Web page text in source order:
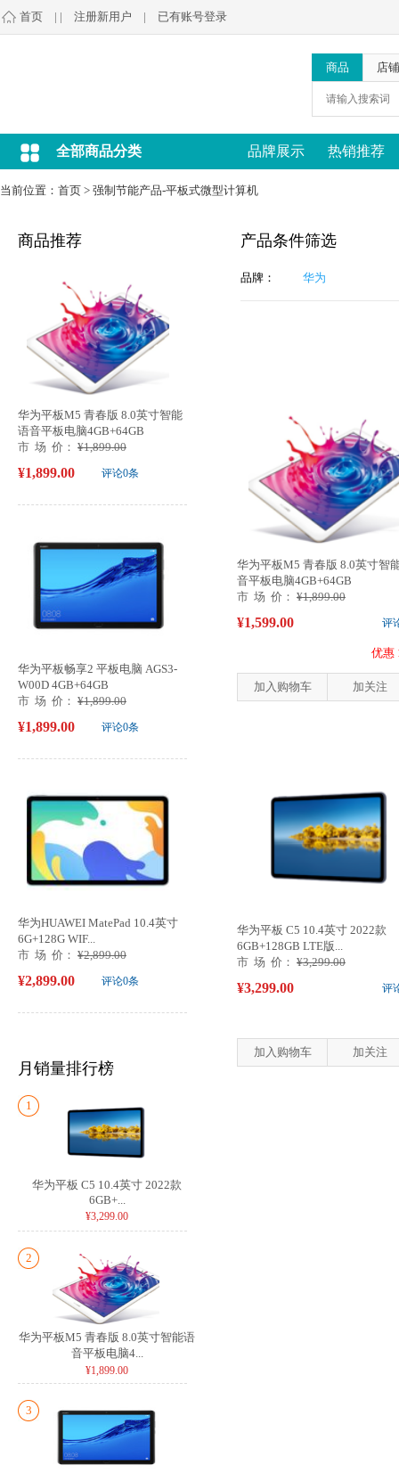
首页 | | 注册新用户 | 已有账号登录
商品 店铺
全部商品分类 品牌展示 热销推荐
当前位置： 首页 > 强制节能产品-平板式微型计算机
商品推荐
华为平板M5 青春版 8.0英寸智能
语音平板电脑4GB+64GB
市 场 价： ¥1,899.00
评论0条
¥1,899.00
华为平板畅享2 平板电脑 AGS3-
W00D 4GB+64GB
市 场 价： ¥1,899.00
评论0条
¥1,899.00
华为HUAWEI MatePad 10.4英寸
6G+128G WIF...
市 场 价： ¥2,899.00
评论0条
¥2,899.00
月销量排行榜
1
华为平板 C5 10.4英寸 2022款
6GB+...
¥3,299.00
2
华为平板M5 青春版 8.0英寸智能语
音平板电脑4...
¥1,899.00
3
产品条件筛选
品牌： 华为
华为平板M5 青春版 8.0英寸智
音平板电脑4GB+64GB
市 场 价： ¥1,899.00
评
¥1,599.00
优惠
加入购物车 加关注
华为平板 C5 10.4英寸 2022款
6GB+128GB LTE版...
市 场 价： ¥3,299.00
评
¥3,299.00
加入购物车 加关注